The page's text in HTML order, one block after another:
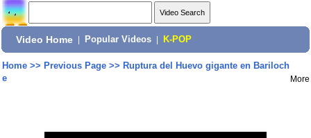
Video Home Popular Videos K-POP
Home>> Previous Page>> Ruptura del Huevo gigante en Bariloch
e
More